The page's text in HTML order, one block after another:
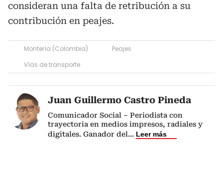
consideran una falta de retribución a su
contribución en peajes.
Montería (Colombia)
Peajes
Vías de transporte
Juan Guillermo Castro Pineda
Comunicador Social – Periodista con
trayectoria en medios impresos, radiales y
digitales. Ganador del... Leer más